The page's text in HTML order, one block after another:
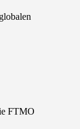
FTMO